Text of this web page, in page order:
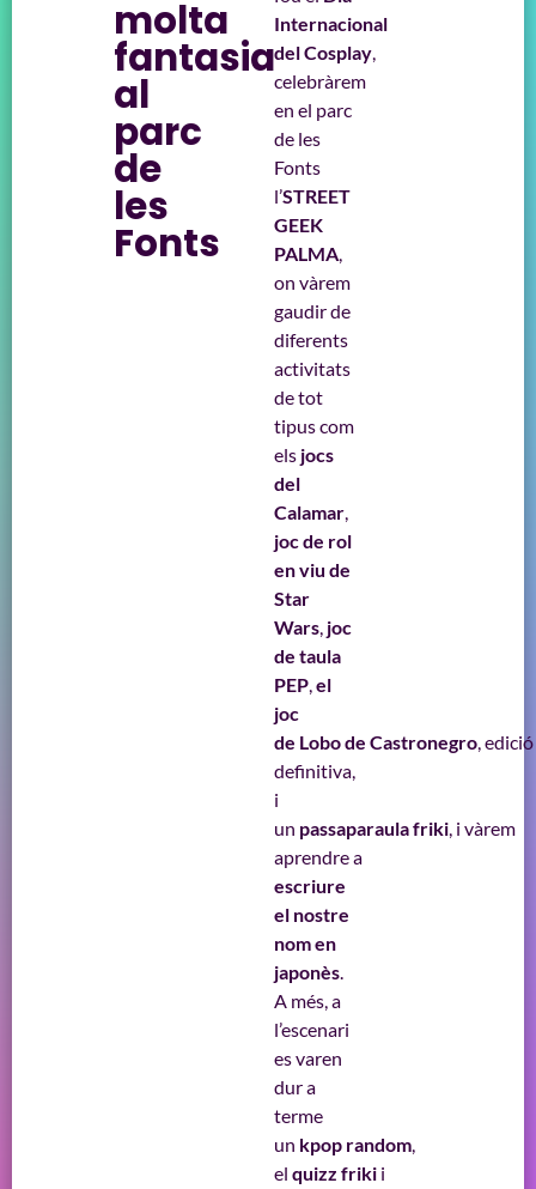
molta
fantasia
al
parc
de
les
Fonts
Internacional
del Cosplay,
celebràrem
en el parc
de les
Fonts
l’STREET
GEEK
PALMA,
on vàrem
gaudir de
diferents
activitats
de tot
tipus com
els jocs
del
Calamar,
joc de rol
en viu de
Star
Wars, joc
de taula
PEP,el
joc
de Lobo de Castronegro, edició
definitiva,
i
un passaparaula friki, i vàrem
aprendre a
escriure
el nostre
nom en
japonès.
A més, a
l’escenari
es varen
dur a
terme
un kpop random,
elquizz friki i